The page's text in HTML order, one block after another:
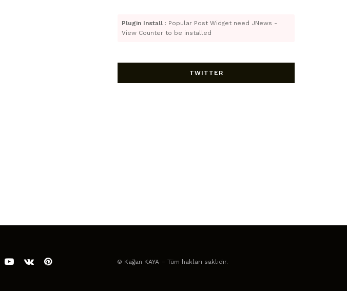
Plugin Install : Popular Post Widget need JNews -
View Counter to be installed
TWITTER
© Kağan KAYA – Tüm hakları saklıdır.